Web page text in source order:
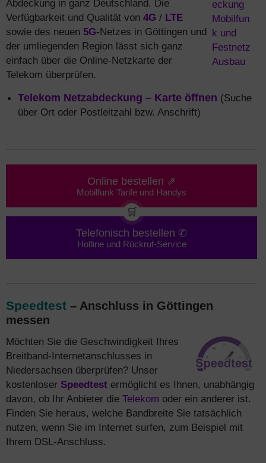
Abdeckung in ganz Deutschland. Die
Verfügbarkeit und Qualität von 4G / LTE
sowie des neuen 5G-Netzes in Göttingen und
der umliegenden Region lässt sich ganz
einfach über die Online-Netzkarte der
Telekom überprüfen.
Telekom Netzabdeckung – Karte öffnen (Suche
über Ort oder Postleitzahl bzw. Anschrift)
Online bestellen ⇗
Mobilfunk Tarife und Handys
🛒
Telefonisch bestellen ✆
Hotline und Rückruf-Service
Speedtest – Anschluss in Göttingen
messen
Möchten Sie die Geschwindigkeit Ihres
Breitband-Internetanschlusses in
Niedersachsen überprüfen? Unser
kostenloser Speedtest ermöglicht es Ihnen, unabhängig
davon, ob Ihr Anbieter die Telekom oder ein anderer ist.
Finden Sie heraus, welche Bandbreite Sie tatsächlich
nutzen, wenn Sie im Internet surfen, zum Beispiel mit
Ihrem DSL-Anschluss.